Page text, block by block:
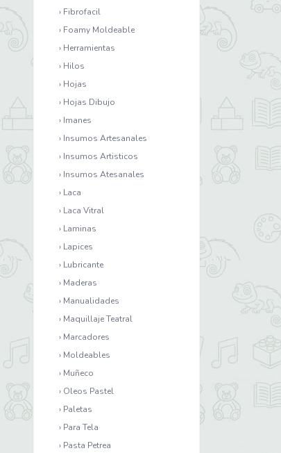
› Fibrofacil
› Foamy Moldeable
› Herramientas
› Hilos
› Hojas
› Hojas Dibujo
› Imanes
› Insumos Artesanales
› Insumos Artisticos
› Insumos Atesanales
› Laca
› Laca Vitral
› Laminas
› Lapices
› Lubricante
› Maderas
› Manualidades
› Maquillaje Teatral
› Marcadores
› Moldeables
› Muñeco
› Oleos Pastel
› Paletas
› Para Tela
› Pasta Petrea